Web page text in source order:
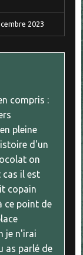
2023
compris :
pleine
d'un
on
cas il est
copain
ce point de
je n'irai
as parlé de